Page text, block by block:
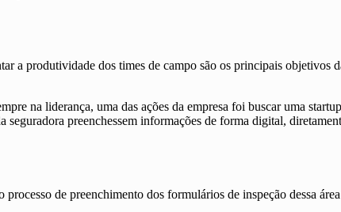
a produtividade dos times de campo são os principais objetivos
na liderança, uma das ações da empresa foi buscar uma
seguradora preenchessem informações de forma digital,
de preenchimento dos formulários de inspeção dessa